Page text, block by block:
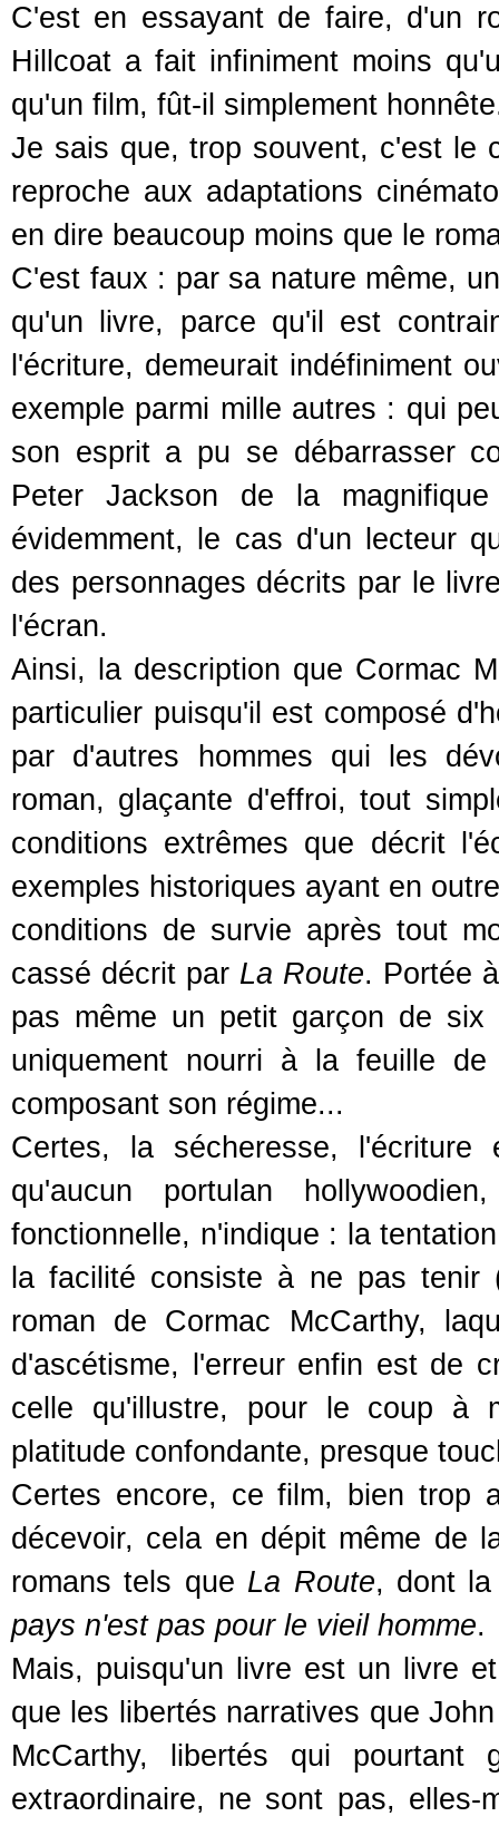
C'est en essayant de faire, d'un
Hillcoat a fait infiniment moins
qu'un film, fût-il simplement
Je sais que, trop souvent, c'est le
reproche aux adaptations
en dire beaucoup moins que le
C'est faux : par sa nature même,
qu'un livre, parce qu'il est
l'écriture, demeurait indéfiniment
exemple parmi mille autres : qui
son esprit a pu se débarrasser
Peter Jackson de la
évidemment, le cas d'un lecteur
des personnages décrits par le
l'écran.
Ainsi, la description que Cormac
particulier puisqu'il est composé
par d'autres hommes qui les
roman, glaçante d'effroi, tout
conditions extrêmes que décrit
exemples historiques ayant en
conditions de survie après tout
cassé décrit par La Route. Portée
pas même un petit garçon de
uniquement nourri à la feuille
composant son régime...
Certes, la sécheresse,
qu'aucun portulan
fonctionnelle, n'indique : la
la facilité consiste à ne pas
roman de Cormac McCarthy,
d'ascétisme, l'erreur enfin est de
celle qu'illustre, pour le coup à
platitude confondante, presque
Certes encore, ce film, bien trop
décevoir, cela en dépit même de
romans tels que La Route, dont
pays n'est pas pour le vieil homme.
Mais, puisqu'un livre est un livre
que les libertés narratives que
McCarthy, libertés qui pourtant
extraordinaire, ne sont pas,